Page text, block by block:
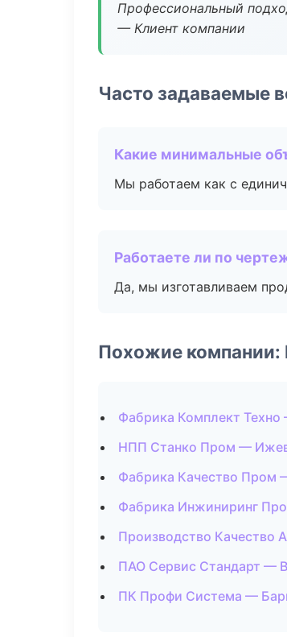
Профессиональный
— Клиент компании
Часто задаваемые
Какие минимальные
Мы работаем как с
Работаете ли по
Да, мы изготавливаем
Похожие
Фабрика Комплект
НПП Станко Пром —
Фабрика Качество Пром
Фабрика Инжиниринг
Производство Качество
ПАО Сервис Стандарт —
ПК Профи Система —